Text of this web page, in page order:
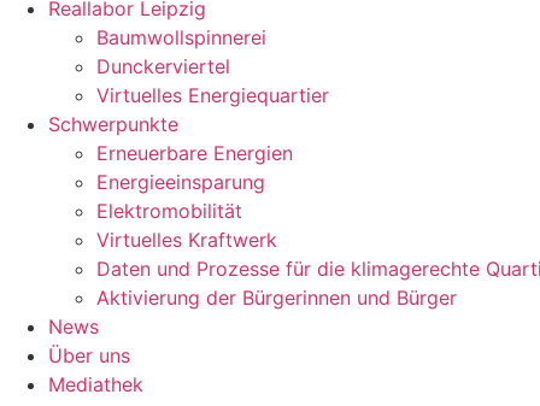
Reallabor Leipzig
Baumwollspinnerei
Dunckerviertel
Virtuelles Energiequartier
Schwerpunkte
Erneuerbare Energien
Energieeinsparung
Elektromobilität
Virtuelles Kraftwerk
Daten und Prozesse für die klimagerechte
Aktivierung der Bürgerinnen und Bürger
News
Über uns
Mediathek